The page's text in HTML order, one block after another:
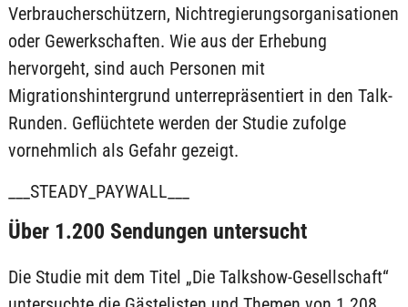
Verbraucherschützern, Nichtregierungsorganisationen
oder Gewerkschaften. Wie aus der Erhebung
hervorgeht, sind auch Personen mit
Migrationshintergrund unterrepräsentiert in den Talk-
Runden. Geflüchtete werden der Studie zufolge
vornehmlich als Gefahr gezeigt.
___STEADY_PAYWALL___
Über 1.200 Sendungen untersucht
Die Studie mit dem Titel „Die Talkshow-Gesellschaft“